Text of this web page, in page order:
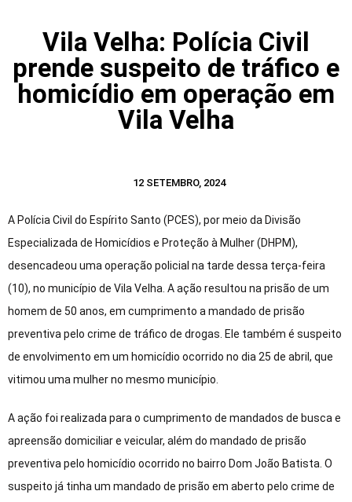
Vila Velha: Polícia Civil
prende suspeito de tráfico e
homicídio em operação em
Vila Velha
12 SETEMBRO, 2024
A Polícia Civil do Espírito Santo (PCES), por meio da Divisão
Especializada de Homicídios e Proteção à Mulher (DHPM),
desencadeou uma operação policial na tarde dessa terça-feira
(10), no município de Vila Velha. A ação resultou na prisão de um
homem de 50 anos, em cumprimento a mandado de prisão
preventiva pelo crime de tráfico de drogas. Ele também é suspeito
de envolvimento em um homicídio ocorrido no dia 25 de abril, que
vitimou uma mulher no mesmo município.
A ação foi realizada para o cumprimento de mandados de busca e
apreensão domiciliar e veicular, além do mandado de prisão
preventiva pelo homicídio ocorrido no bairro Dom João Batista. O
suspeito já tinha um mandado de prisão em aberto pelo crime de